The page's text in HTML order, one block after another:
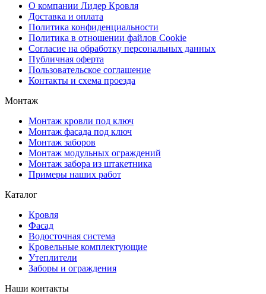
О компании Лидер Кровля
Доставка и оплата
Политика конфиденциальности
Политика в отношении файлов Cookie
Согласие на обработку персональных данных
Публичная оферта
Пользовательское соглашение
Контакты и схема проезда
Монтаж
Монтаж кровли под ключ
Монтаж фасада под ключ
Монтаж заборов
Монтаж модульных ограждений
Монтаж забора из штакетника
Примеры наших работ
Каталог
Кровля
Фасад
Водосточная система
Кровельные комплектующие
Утеплители
Заборы и ограждения
Наши контакты